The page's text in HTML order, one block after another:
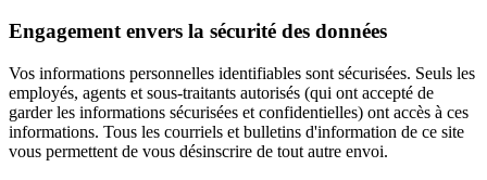
Engagement envers la sécurité des données
Vos informations personnelles identifiables sont sécurisées. Seuls les
employés, agents et sous-traitants autorisés (qui ont accepté de
garder les informations sécurisées et confidentielles) ont accès à ces
informations. Tous les courriels et bulletins d'information de ce site
vous permettent de vous désinscrire de tout autre envoi.